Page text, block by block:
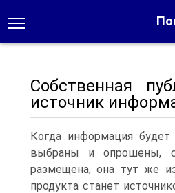
Собственная
источник
Когда информация будет
выбраны и опрошены,
размещена, она тут же
продукта станет